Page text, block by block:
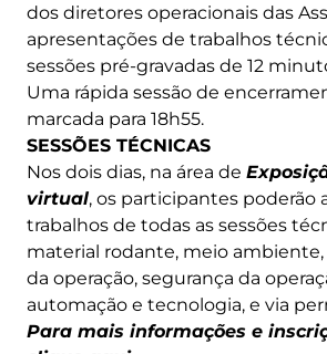
dos diretores operacionais das
apresentações de trabalhos
sessões pré-gravadas de 12
Uma rápida sessão de
marcada para 18h55.
SESSÕES TÉCNICAS
Nos dois dias, na área de
virtual, os participantes poderão
trabalhos de todas as sessões
material rodante, meio
da operação, segurança da
automação e tecnologia, e via
Para mais informações e